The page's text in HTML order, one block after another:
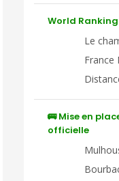
World Ranking
Le
France
🚌 Mise en
officielle